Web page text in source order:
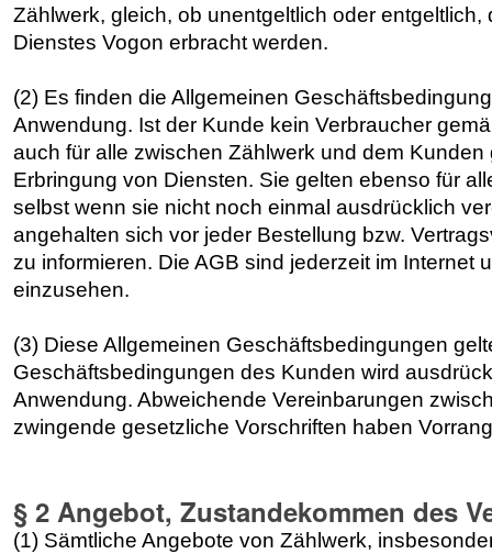
Zählwerk, gleich, ob unentgeltlich oder
Dienstes Vogon erbracht werden.
(2) Es finden die Allgemeinen
Anwendung. Ist der Kunde kein Verbraucher
auch für alle zwischen Zählwerk und dem
Erbringung von Diensten. Sie gelten ebenso für
selbst wenn sie nicht noch einmal ausdrücklich
angehalten sich vor jeder Bestellung bzw.
zu informieren. Die AGB sind jederzeit im Internet
einzusehen.
(3) Diese Allgemeinen Geschäftsbedingungen
Geschäftsbedingungen des Kunden wird
Anwendung. Abweichende Vereinbarungen
zwingende gesetzliche Vorschriften haben
§ 2 Angebot, Zustandekommen des
(1) Sämtliche Angebote von Zählwerk,